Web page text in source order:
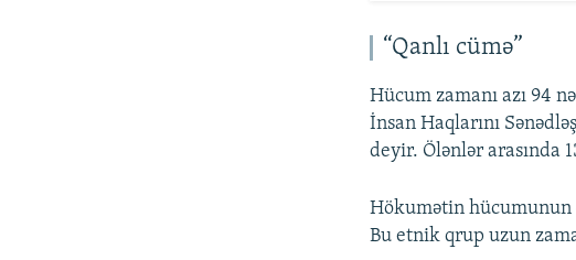
“Qanlı cümə”
Hücum zamanı azı 94
İnsan Haqlarını
deyir. Ölənlər arasında
Hökumətin hücumunun
Bu etnik qrup uzun